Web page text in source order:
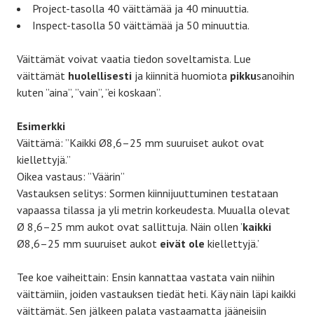
Project-tasolla 40 väittämää ja 40 minuuttia.
Inspect-tasolla 50 väittämää ja 50 minuuttia.
Väittämät voivat vaatia tiedon soveltamista. Lue
väittämät huolellisesti ja kiinnitä huomiota pikkusanoihin
kuten ”aina”, ”vain”, ”ei koskaan”.
Esimerkki
Väittämä: ”Kaikki Ø8,6–25 mm suuruiset aukot ovat
kiellettyjä.”
Oikea vastaus: ”Väärin”
Vastauksen selitys: Sormen kiinnijuuttuminen testataan
vapaassa tilassa ja yli metrin korkeudesta. Muualla olevat
Ø 8,6–25 mm aukot ovat sallittuja. Näin ollen ’kaikki
Ø8,6–25 mm suuruiset aukot eivät ole kiellettyjä.’
Tee koe vaiheittain: Ensin kannattaa vastata vain niihin
väittämiin, joiden vastauksen tiedät heti. Käy näin läpi kaikki
väittämät. Sen jälkeen palata vastaamatta jääneisiin